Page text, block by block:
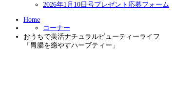
2026年1月10日号プレゼント応募フォーム
Home
コーナー
おうちで美活ナチュラルビューティーライフ
「胃腸を癒やすハーブティー」